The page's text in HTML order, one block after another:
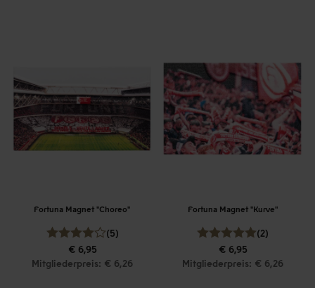
Fortuna Magnet "Choreo"
(5)
€ 6,95
Mitgliederpreis: € 6,26
Fortuna Magnet "Kurve"
(2)
€ 6,95
Mitgliederpreis: € 6,26